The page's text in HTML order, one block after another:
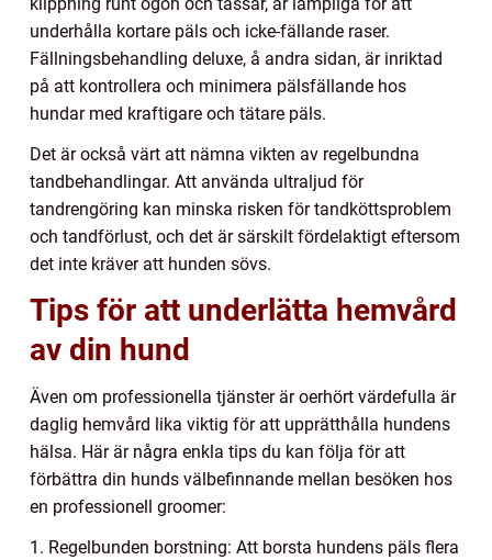
underhålla kortare päls och icke-fällande raser.
Fällningsbehandling deluxe, å andra sidan, är inriktad
på att kontrollera och minimera pälsfällande hos
hundar med kraftigare och tätare päls.
Det är också värt att nämna vikten av regelbundna
tandbehandlingar. Att använda ultraljud för
tandrengöring kan minska risken för tandköttsproblem
och tandförlust, och det är särskilt fördelaktigt eftersom
det inte kräver att hunden sövs.
Tips för att underlätta hemvård
av din hund
Även om professionella tjänster är oerhört värdefulla är
daglig hemvård lika viktig för att upprätthålla hundens
hälsa. Här är några enkla tips du kan följa för att
förbättra din hunds välbefinnande mellan besöken hos
en professionell groomer:
1. Regelbunden borstning: Att borsta hundens päls flera